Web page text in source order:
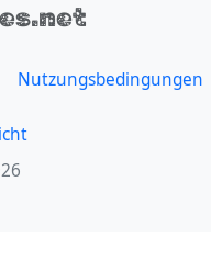
Nutzungsbedingungen